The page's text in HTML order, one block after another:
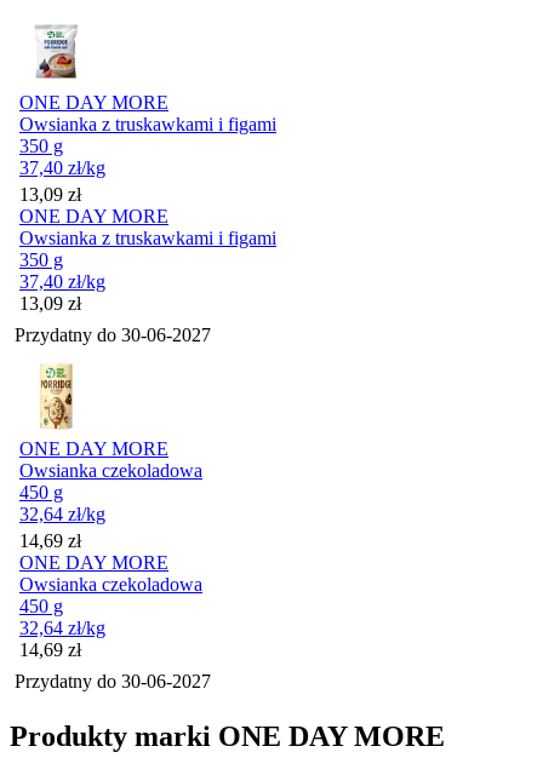
ONE DAY MORE
Owsianka z truskawkami i figami
350 g
37,40 zł/kg
Cena
13,09 zł
ONE DAY MORE
Owsianka z truskawkami i figami
350 g
37,40 zł/kg
Cena
13,09 zł
Przydatny do 30-06-2027
ONE DAY MORE
Owsianka czekoladowa
450 g
32,64 zł/kg
Cena
14,69 zł
ONE DAY MORE
Owsianka czekoladowa
450 g
32,64 zł/kg
Cena
14,69 zł
Przydatny do 30-06-2027
Produkty marki ONE DAY MORE